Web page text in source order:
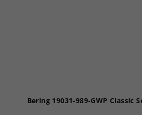
Bering 19031-989-GWP Classic